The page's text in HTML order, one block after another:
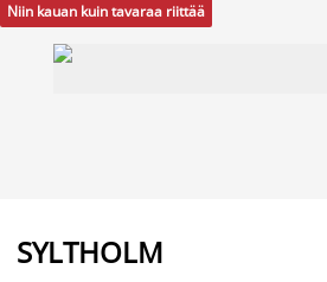
Niin kauan kuin tavaraa riittää
SYLTHOLM